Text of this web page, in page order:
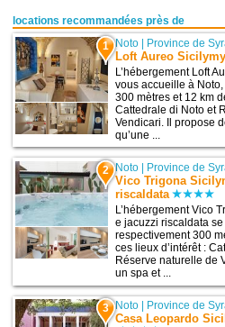
locations recommandées près de
1 Noto | Province de
Loft Aureo
L’hébergement Loft
vous accueille à
300 mètres et 12 km
Cattedrale di Noto et
Vendicari. Il propose
qu’une ...
2 Noto Province de
Vico Trigona
riscaldata
L’hébergement Vico
e jacuzzi riscaldata
respectivement 300
ces lieux d’intérêt :
Réserve naturelle de
un spa et ...
3 Noto Province de
Casa Leopardo